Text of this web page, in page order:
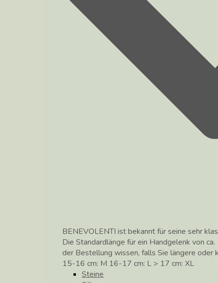
BENEVOLENTI ist bekannt für seine sehr
Die Standardlänge für ein Handgelenk von
der Bestellung wissen, falls Sie längere oder
15-16 cm: M 16-17 cm: L > 17 cm: XL
Steine